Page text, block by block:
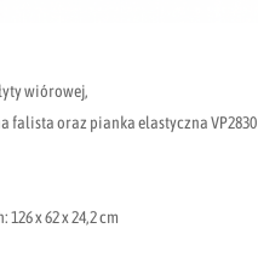
wiórowej,
falista oraz pianka elastyczna VP2830
x 62 x 24,2 cm